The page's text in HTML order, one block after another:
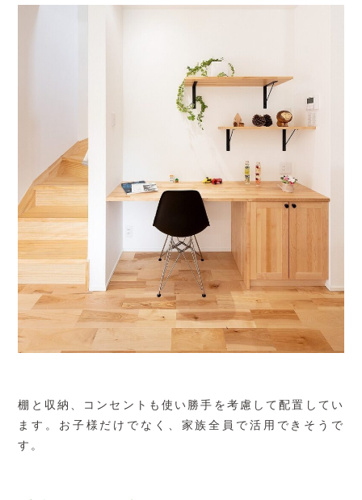
棚と収納、コンセントも使い勝手を考慮して配置してい
ます。お子様だけでなく、家族全員で活用できそうで
す。